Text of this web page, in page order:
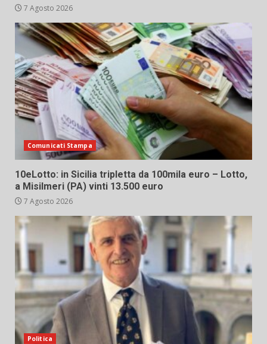
7 Agosto 2026
Comunicati Stampa
10eLotto: in Sicilia tripletta da 100mila euro – Lotto,
a Misilmeri (PA) vinti 13.500 euro
7 Agosto 2026
Politica